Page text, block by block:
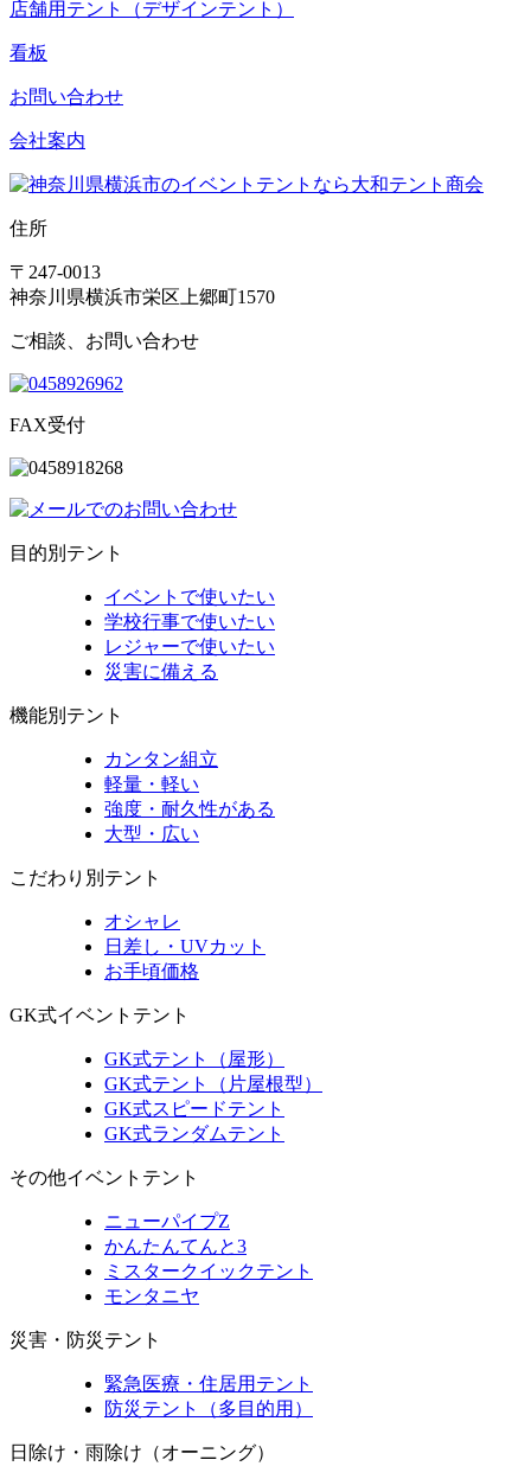
店舗用テント（デザインテント）
看板
お問い合わせ
会社案内
住所
〒247-0013
神奈川県横浜市栄区上郷町1570
ご相談、お問い合わせ
FAX受付
目的別テント
イベントで使いたい
学校行事で使いたい
レジャーで使いたい
災害に備える
機能別テント
カンタン組立
軽量・軽い
強度・耐久性がある
大型・広い
こだわり別テント
オシャレ
日差し・UVカット
お手頃価格
GK式イベントテント
GK式テント（屋形）
GK式テント（片屋根型）
GK式スピードテント
GK式ランダムテント
その他イベントテント
ニューパイプZ
かんたんてんと3
ミスタークイックテント
モンタニヤ
災害・防災テント
緊急医療・住居用テント
防災テント（多目的用）
日除け・雨除け（オーニング）